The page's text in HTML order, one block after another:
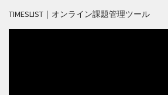
TIMESLIST｜オンライン課題管理ツール